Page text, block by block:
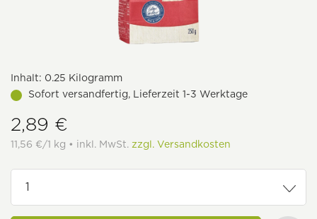
Inhalt: 0.25 Kilogramm
Sofort versandfertig, Lieferzeit 1-3 Werktage
2,89 €
11,56 €/1 kg • inkl. MwSt. zzgl. Versandkosten